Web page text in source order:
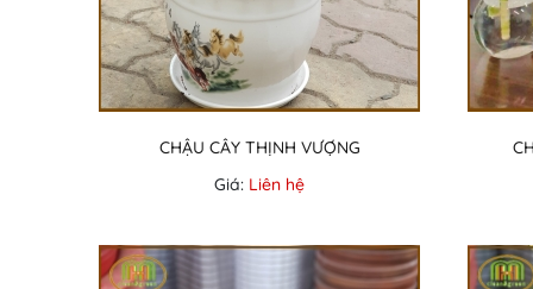
CHẬU CÂY THỊNH VƯỢNG
Giá: Liên hệ